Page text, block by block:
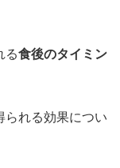
る食後のタイミン
られる効果につい